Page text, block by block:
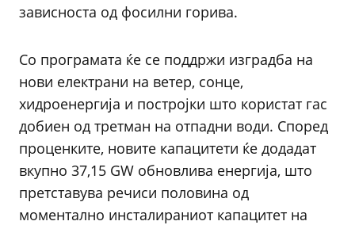
зависноста од фосилни горива.
Со програмата ќе се поддржи изградба на
нови електрани на ветер, сонце,
хидроенергија и постројки што користат гас
добиен од третман на отпадни води. Според
проценките, новите капацитети ќе додадат
вкупно 37,15 GW обновлива енергија, што
претставува речиси половина од
моментално инсталираниот капацитет на